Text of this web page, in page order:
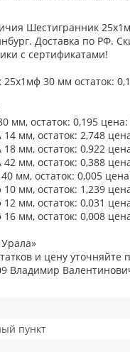
Шестигранник
Доставка по РФ.
с сертификатами!
30 мм остаток:
мм, остаток: 0,195
мм, остаток: 2,748
мм, остаток: 0,922
мм, остаток: 0,388
мм, остаток: 0,005
мм, остаток: 1,239
мм, остаток: 0,031
мм, остаток: 0,008
и цену
Владимир
пункт